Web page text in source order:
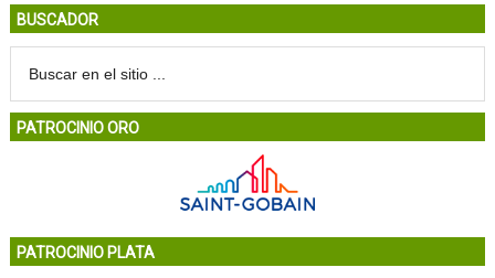
BUSCADOR
PATROCINIO ORO
PATROCINIO PLATA